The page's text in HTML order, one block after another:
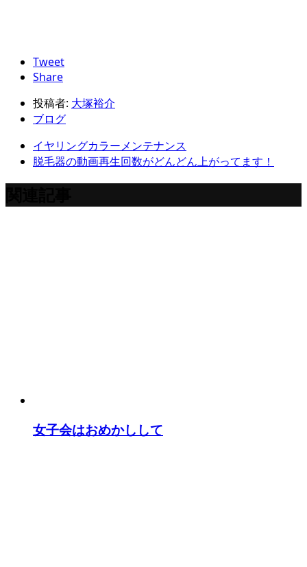
Tweet
Share
投稿者: 大塚裕介
ブログ
イヤリングカラーメンテナンス
脱毛器の動画再生回数がどんどん上がってます！
女子会はおめかしして